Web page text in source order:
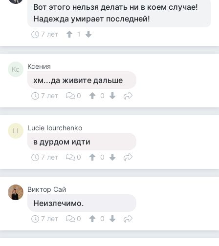
Вот этого нельзя делать ни в коем случае!
Надежда умирает последней!
7 лет 1
Кс Ксения
хм...да живите дальше
7 лет 0 0
LI Lucie Iourchenko
в дурдом идти
7 лет 0 0
Виктор Сай
Неизлечимо.
7 лет 0 0